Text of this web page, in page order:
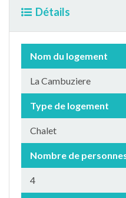
Détails
Nom du logement
La Cambuziere
Type de logement
Chalet
Nombre de
4